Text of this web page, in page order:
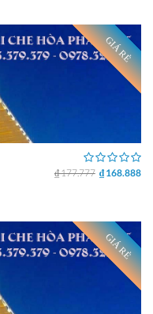
GIÁ RẺ
₫ 177.777 ₫ 168.888
GIÁ RẺ